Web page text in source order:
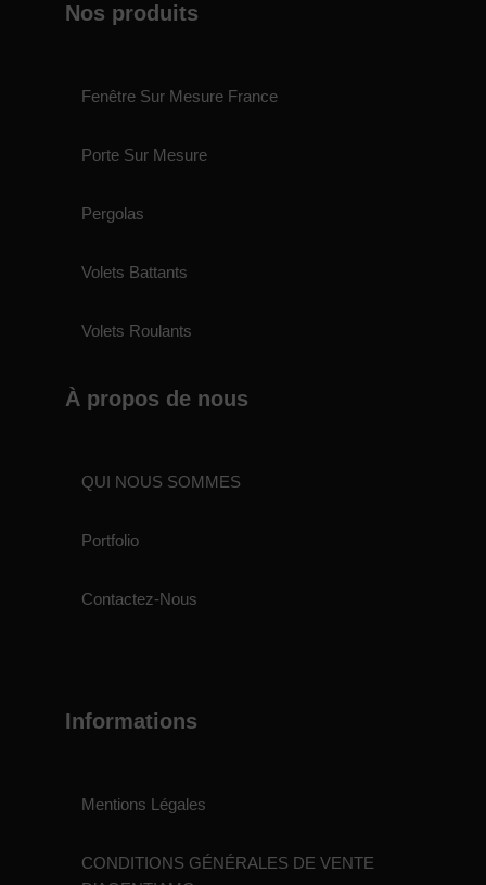
Nos produits
Fenêtre Sur Mesure France
Porte Sur Mesure
Pergolas
Volets Battants
Volets Roulants
À propos de nous
QUI NOUS SOMMES
Portfolio
Contactez-Nous
Informations
Mentions Légales
CONDITIONS GÉNÉRALES DE VENTE